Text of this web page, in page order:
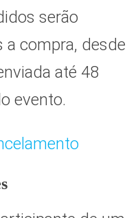
serão
a compra, desde
até 48
evento.